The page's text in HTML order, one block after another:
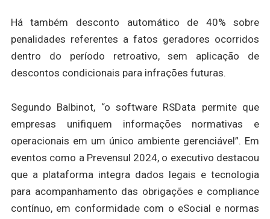
Há também desconto automático de 40% sobre
penalidades referentes a fatos geradores ocorridos
dentro do período retroativo, sem aplicação de
descontos condicionais para infrações futuras.
Segundo Balbinot, “o software RSData permite que
empresas unifiquem informações normativas e
operacionais em um único ambiente gerenciável”. Em
eventos como a Prevensul 2024, o executivo destacou
que a plataforma integra dados legais e tecnologia
para acompanhamento das obrigações e compliance
contínuo, em conformidade com o eSocial e normas